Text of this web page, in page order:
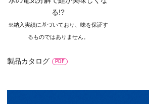
る!?
※納入実績に基づいており、味を保証す
るものではありません。
製品カタログ